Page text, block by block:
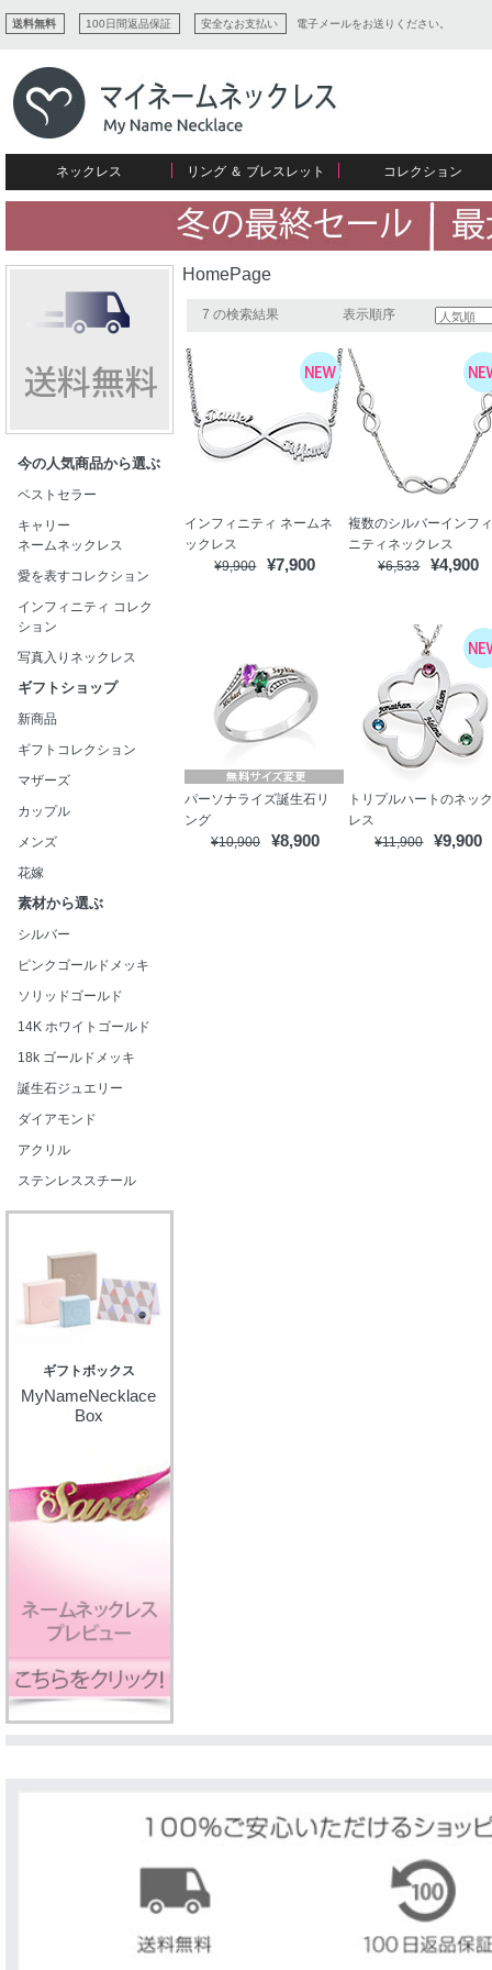
送料無料 100日間返品保証 安全なお支払い 電子メールをお送りください。
ネックレス
すべてコレクションを見る
ネームネックレス
プチネームネックレス
リング ＆ ブレスレット
リング
愛のブレスレット
コレクション
愛を表すコレクション
イニシャルジュエリー
誕生石コレクション
バーネックレスコレクション
ディスクとサークルのコレクション
ネームプレビュー
マザーズ
メンズ
ギフトコレクション
今の人気商品から選ぶ
ベストセラー
キャリー
ネームネックレス
愛を表すコレクション
インフィニティ コレク
ション
写真入りネックレス
ギフトショップ
新商品
ギフトコレクション
マザーズ
カップル
メンズ
花嫁
素材から選ぶ
シルバー
ピンクゴールドメッキ
ソリッドゴールド
14K ホワイトゴールド
18k ゴールドメッキ
誕生石ジュエリー
ダイアモンド
アクリル
ステンレススチール
ギフトボックス
MyNameNecklace
Box
HomePage
7 の検索結果 表示順序
インフィニティ ネームネ
ックレス
¥9,900
¥7,900
複数のシルバーインフ
ニティネックレス
¥6,533
¥4,900
パーソナライズ誕生石リ
ング
¥10,900
¥8,900
トリプルハートのネッ
レス
¥11,900
¥9,900